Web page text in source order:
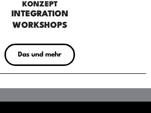
KONZEPT
INTEGRATION
WORKSHOPS
Das und mehr